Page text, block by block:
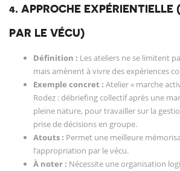
4. APPROCHE EXPÉRIENTIELLE
PAR LE VÉCU)
Définition : Les ateliers ne se limitent
mais amènent à vivre des expériences
Exemple concret : Atelier « marche
Rodez : débriefing collectif après une
pleine nature, pour travailler sur la
prise de décisions en groupe.
Atouts : Permet une meilleure
l’appropriation par le vécu.
À noter : Nécessite une organisation